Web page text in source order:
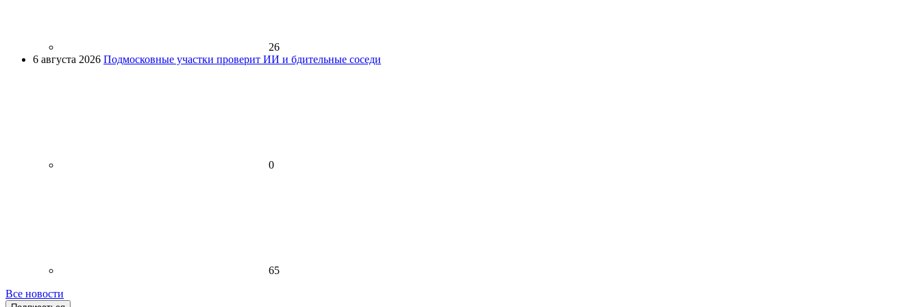
26
6 августа 2026 Подмосковные участки проверит ИИ и бдительные соседи
0
65
Все новости